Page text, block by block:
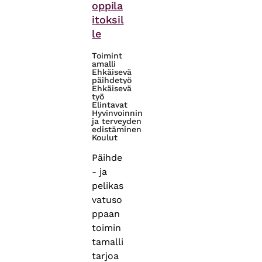
oppila
itoksil
le
Toimint
amalli
Ehkäisevä
päihdetyö
Ehkäisevä
työ
Elintavat
Hyvinvoinnin
ja terveyden
edistäminen
Koulut
Päihde
- ja
pelikas
vatuso
ppaan
toimin
tamalli
tarjoa